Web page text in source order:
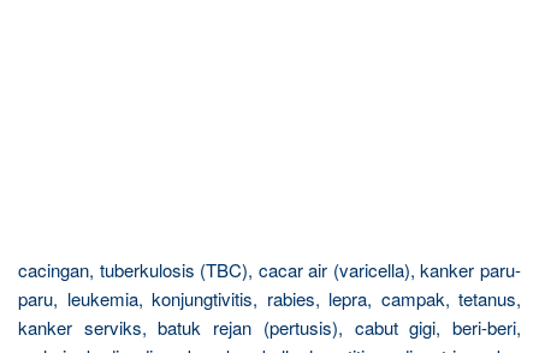
cacingan, tuberkulosis (TBC), cacar air (varicella), kanker paru-
paru, leukemia, konjungtivitis, rabies, lepra, campak, tetanus,
kanker serviks, batuk rejan (pertusis), cabut gigi, beri-beri,